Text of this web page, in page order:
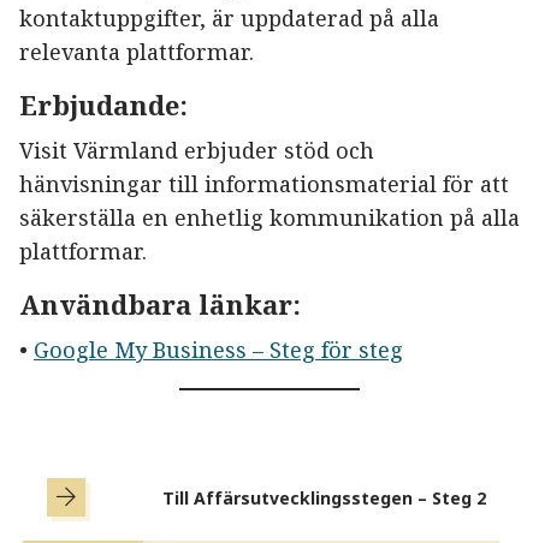
kontaktuppgifter, är uppdaterad på alla
relevanta plattformar.
Erbjudande:
Visit Värmland erbjuder stöd och
hänvisningar till informationsmaterial för att
säkerställa en enhetlig kommunikation på alla
plattformar.
Användbara länkar:
• Google My Business – Steg för steg
Till Affärsutvecklingsstegen – Steg 2